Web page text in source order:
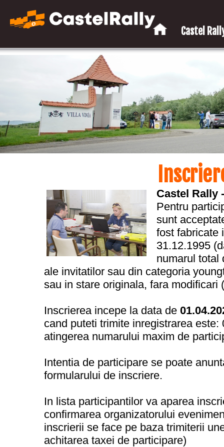
Castel
Castel Rally
Pentru
sunt
fost fabricate
31.12.1995
numarul total
ale invitatilor sau din categoria
sau in stare originala, fara modificari
Inscrierea incepe la data de
cand puteti trimite inregistrarea este:
atingerea numarului maxim de
Intentia de participare se poate
formularului de inscriere.
In lista participantilor va aparea
confirmarea organizatorului
inscrierii se face pe baza trimiterii
achitarea taxei de participare)